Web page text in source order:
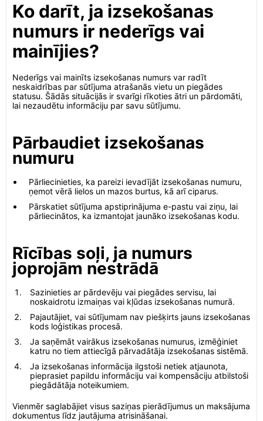
Ko darīt, ja izsekošanas
numurs ir nederīgs vai
mainījies?
Nederīgs vai mainīts izsekošanas numurs var radīt
neskaidrības par sūtījuma atrašanās vietu un piegādes
statusu. Šādās situācijās ir svarīgi rīkoties ātri un pārdomāti,
lai nezaudētu informāciju par savu sūtījumu.
Pārbaudiet izsekošanas
numuru
Pārliecinieties, ka pareizi ievadījāt izsekošanas numuru,
ņemot vērā lielos un mazos burtus, kā arī ciparus.
Pārskatiet sūtījuma apstiprinājuma e-pastu vai ziņu, lai
pārliecinātos, ka izmantojat jaunāko izsekošanas kodu.
Rīcības soļi, ja numurs
joprojām nestrādā
Sazinieties ar pārdevēju vai piegādes servisu, lai
noskaidrotu izmaiņas vai kļūdas izsekošanas numurā.
Pajautājiet, vai sūtījumam nav piešķirts jauns izsekošanas
kods loģistikas procesā.
Ja saņēmāt vairākus izsekošanas numurus, izmēģiniet
katru no tiem attiecīgā pārvadātāja izsekošanas sistēmā.
Ja izsekošanas informācija ilgstoši netiek atjaunota,
pieprasiet papildu informāciju vai kompensāciju atbilstoši
piegādātāja noteikumiem.
Vienmēr saglabājiet visus saziņas pierādījumus un maksājuma
dokumentus līdz jautājuma atrisināšanai.